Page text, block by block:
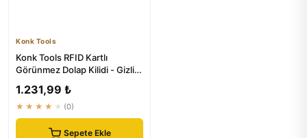
Konk Tools
Konk Tools RFID Kartlı
Görünmez Dolap Kilidi - Gizli
1.231,99 ₺
★★★★★ (0)
Sepete Ekle